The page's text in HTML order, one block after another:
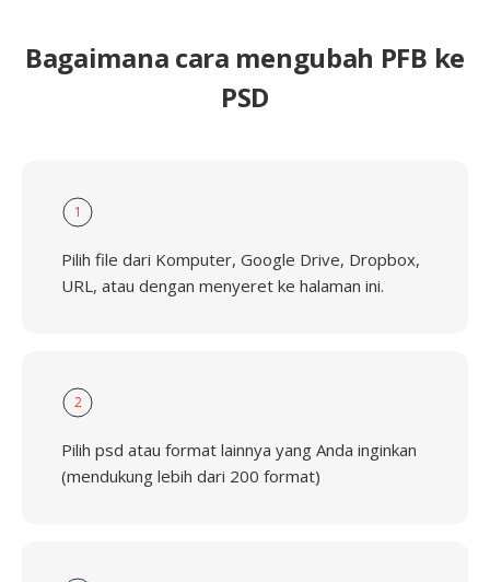
Bagaimana cara mengubah PFB ke
PSD
1
Pilih file dari Komputer, Google Drive, Dropbox,
URL, atau dengan menyeret ke halaman ini.
2
Pilih psd atau format lainnya yang Anda inginkan
(mendukung lebih dari 200 format)